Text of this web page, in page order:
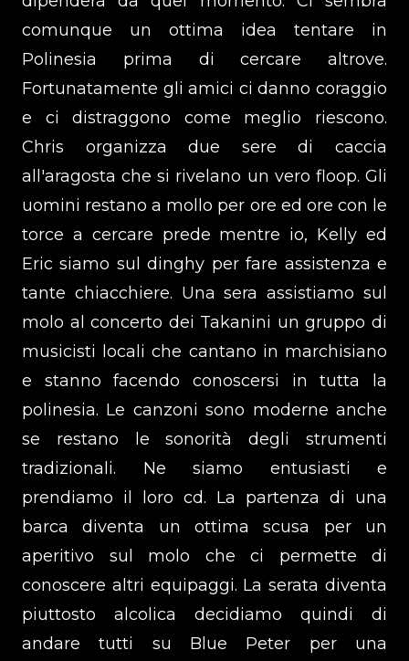
comunque un ottima idea tentare in
Polinesia prima di cercare altrove.
Fortunatamente gli amici ci danno coraggio
e ci distraggono come meglio riescono.
Chris organizza due sere di caccia
all'aragosta che si rivelano un vero floop. Gli
uomini restano a mollo per ore ed ore con le
torce a cercare prede mentre io, Kelly ed
Eric siamo sul dinghy per fare assistenza e
tante chiacchiere. Una sera assistiamo sul
molo al concerto dei Takanini un gruppo di
musicisti locali che cantano in marchisiano
e stanno facendo conoscersi in tutta la
polinesia. Le canzoni sono moderne anche
se restano le sonorità degli strumenti
tradizionali. Ne siamo entusiasti e
prendiamo il loro cd. La partenza di una
barca diventa un ottima scusa per un
aperitivo sul molo che ci permette di
conoscere altri equipaggi. La serata diventa
piuttosto alcolica decidiamo quindi di
andare tutti su Blue Peter per una